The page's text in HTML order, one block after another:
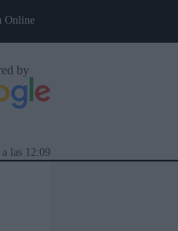
Online
by
12:09
las